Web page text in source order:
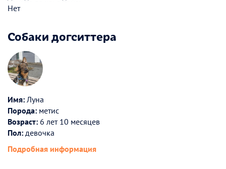
Нет
Собаки догситтера
Имя: Луна
Порода: метис
Возраст: 6 лет 10 месяцев
Пол: девочка
Подробная информация